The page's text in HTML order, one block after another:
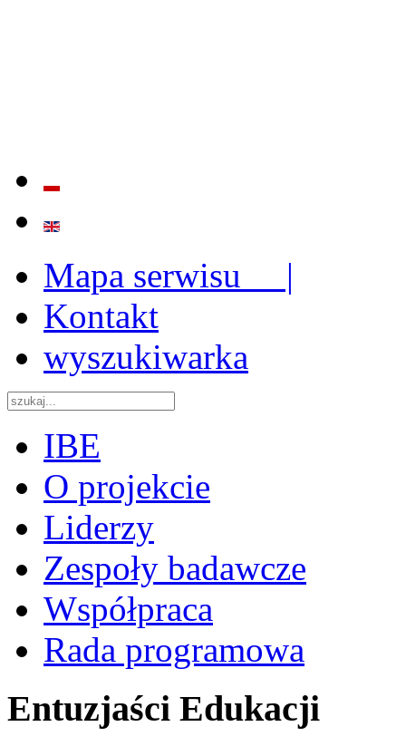
Mapa serwisu |
Kontakt
wyszukiwarka
IBE
O projekcie
Liderzy
Zespoły badawcze
Współpraca
Rada programowa
Entuzjaści Edukacji